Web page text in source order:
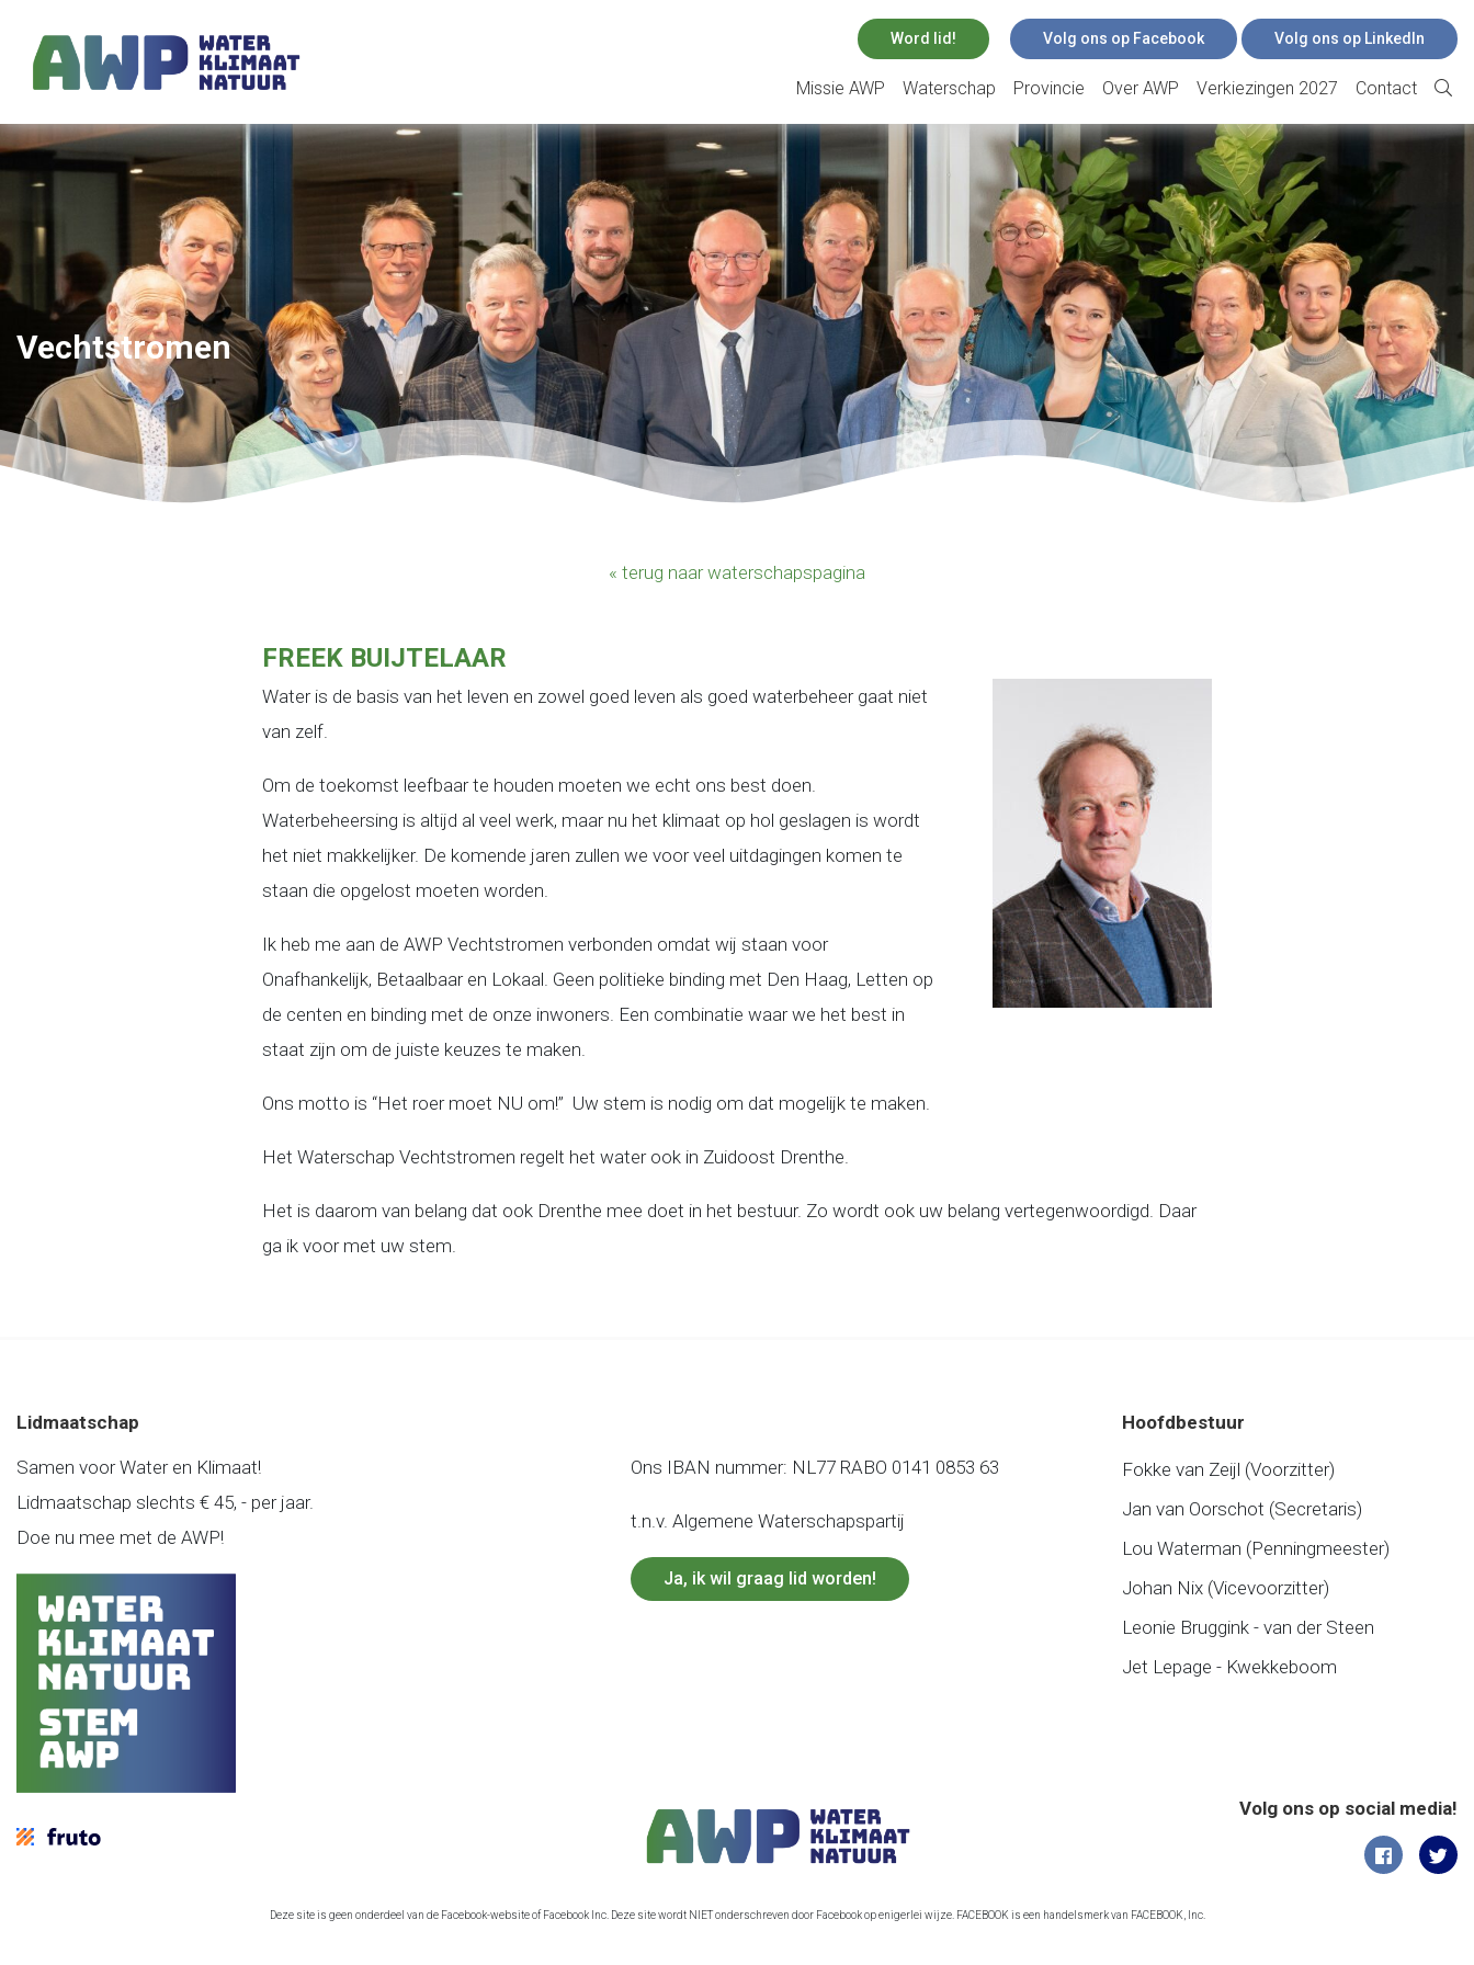
Word lid! Volg ons op Facebook Volg ons op LinkedIn
Missie AWP Waterschap Provincie Over AWP Verkiezingen 2027 Contact
Vechtstromen
« terug naar waterschapspagina
FREEK BUIJTELAAR
Water is de basis van het leven en zowel goed leven als goed waterbeheer gaat niet
van zelf.
Om de toekomst leefbaar te houden moeten we echt ons best doen.
Waterbeheersing is altijd al veel werk, maar nu het klimaat op hol geslagen is wordt
het niet makkelijker. De komende jaren zullen we voor veel uitdagingen komen te
staan die opgelost moeten worden.
Ik heb me aan de AWP Vechtstromen verbonden omdat wij staan voor
Onafhankelijk, Betaalbaar en Lokaal. Geen politieke binding met Den Haag, Letten op
de centen en binding met de onze inwoners. Een combinatie waar we het best in
staat zijn om de juiste keuzes te maken.
Ons motto is “Het roer moet NU om!” Uw stem is nodig om dat mogelijk te maken.
Het Waterschap Vechtstromen regelt het water ook in Zuidoost Drenthe.
Het is daarom van belang dat ook Drenthe mee doet in het bestuur. Zo wordt ook uw belang vertegenwoordigd. Daar
ga ik voor met uw stem.
Lidmaatschap Hoofdbestuur
Samen voor Water en Klimaat!
Lidmaatschap slechts € 45, - per jaar.
Doe nu mee met de AWP!
Ons IBAN nummer: NL77 RABO 0141 0853 63
t.n.v. Algemene Waterschapspartij
Ja, ik wil graag lid worden!
Fokke van Zeijl (Voorzitter)
Jan van Oorschot (Secretaris)
Lou Waterman (Penningmeester)
Johan Nix (Vicevoorzitter)
Leonie Bruggink - van der Steen
Jet Lepage - Kwekkeboom
Volg ons op social media!
Deze site is geen onderdeel van de Facebook-website of Facebook Inc. Deze site wordt NIET onderschreven door Facebook op enigerlei wijze. FACEBOOK is een handelsmerk van FACEBOOK, Inc.